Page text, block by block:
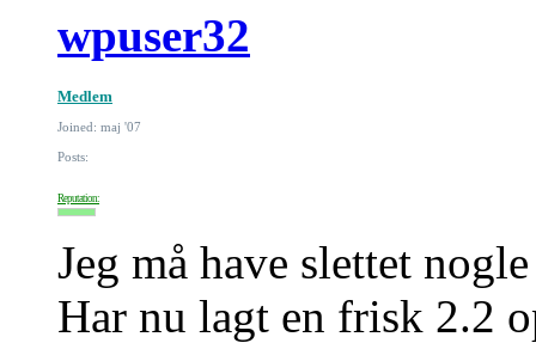
wpuser32
Medlem
Joined: maj '07
Posts:
Reputation:
Jeg må have slettet
Har nu lagt en frisk 2.2